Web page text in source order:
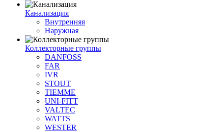
Канализация
Внутренняя
Наружная
Коллекторные группы
DANFOSS
FAR
IVR
STOUT
TIEMME
UNI-FITT
VALTEC
WATTS
WESTER